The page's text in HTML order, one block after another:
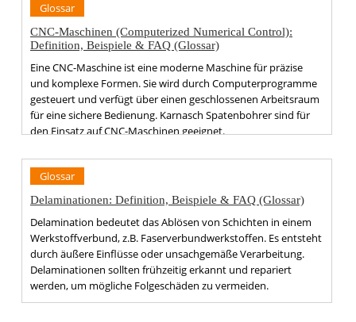
Glossar
CNC-Maschinen (Computerized Numerical Control):
Definition, Beispiele & FAQ (Glossar)
Eine CNC-Maschine ist eine moderne Maschine für präzise
und komplexe Formen. Sie wird durch Computerprogramme
gesteuert und verfügt über einen geschlossenen Arbeitsraum
für eine sichere Bedienung. Karnasch Spatenbohrer sind für
den Einsatz auf CNC-Maschinen geeignet.
Glossar
Delaminationen: Definition, Beispiele & FAQ (Glossar)
Delamination bedeutet das Ablösen von Schichten in einem
Werkstoffverbund, z.B. Faserverbundwerkstoffen. Es entsteht
durch äußere Einflüsse oder unsachgemäße Verarbeitung.
Delaminationen sollten frühzeitig erkannt und repariert
werden, um mögliche Folgeschäden zu vermeiden.